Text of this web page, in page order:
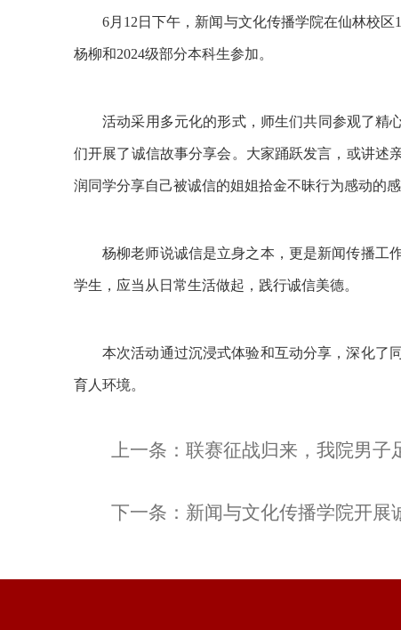
6月12日下午，新闻与文化传播学院在仙林校
杨柳和2024级部分本科生参加。
活动采用多元化的形式，师生们共同参观了精
们开展了诚信故事分享会。大家踊跃发言，或讲述
润同学分享自己被诚信的姐姐拾金不昧行为感动的
杨柳老师说诚信是立身之本，更是新闻传播工
学生，应当从日常生活做起，践行诚信美德。
本次活动通过沉浸式体验和互动分享，深化了
育人环境。
上一条： 联赛征战归来，我院男子
下一条： 新闻与文化传播学院开展